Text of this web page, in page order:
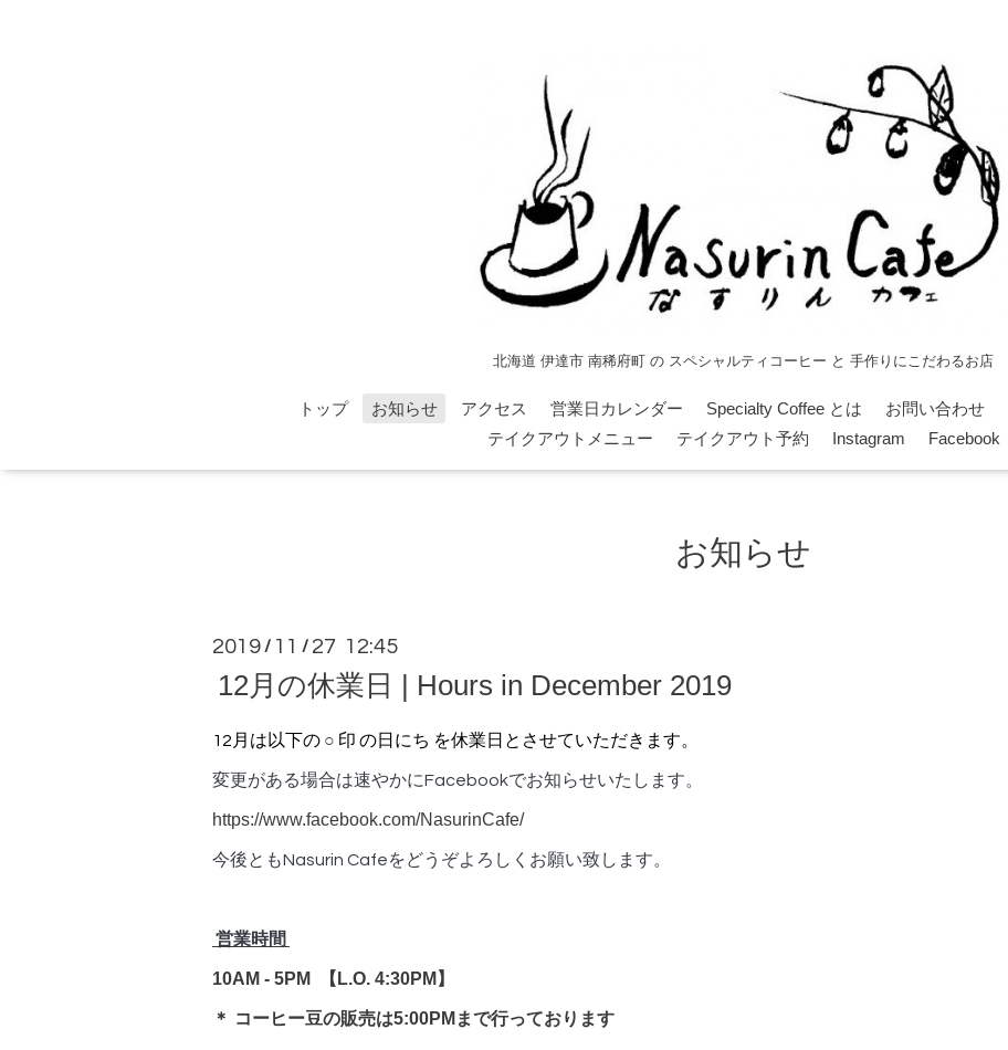
北海道 伊達市 南稀府町 の スペシャルティコーヒー と 手作りにこだわるお店
トップ お知らせ アクセス 営業日カレンダー Specialty Coffee とは お問い合わせ
テイクアウトメニュー
テイクアウト予約 Instagram Facebook
お知らせ
2019 / 11 / 27 12:45
12月の休業日 | Hours in December 2019
12月は以下の ○ 印 の日にち を休業日とさせていただきます。
変更がある場合は速やかにFacebookでお知らせいたします。
https://www.facebook.com/NasurinCafe/
今後ともNasurin Cafeをどうぞよろしくお願い致します。
営業時間
10AM - 5PM 【 L.O. 4:30PM】
＊ コーヒー豆の販売は5:00PMまで行っております